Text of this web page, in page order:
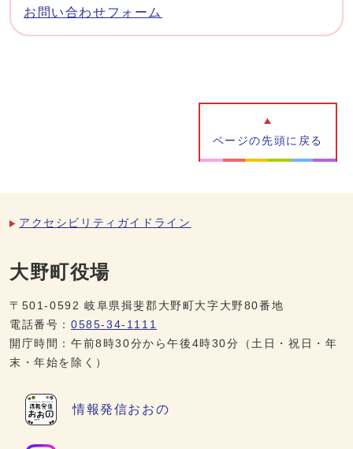
お問い合わせフォーム
ページの先頭に戻る
アクセシビリティガイドライン
大野町役場
〒501-0592 岐阜県揖斐郡大野町大字大野80番地
電話番号： 0585-34-1111
開庁時間：午前8時30分から午後4時30分（土日・祝日・年
末・年始を除く）
情報発信おおの